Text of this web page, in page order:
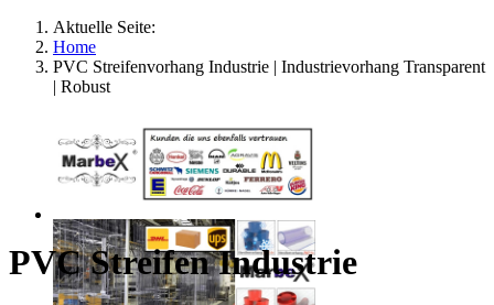
Aktuelle Seite:
Home
PVC Streifenvorhang Industrie | Industrievorhang Transparent
| Robust
PVC Streifen Industrie